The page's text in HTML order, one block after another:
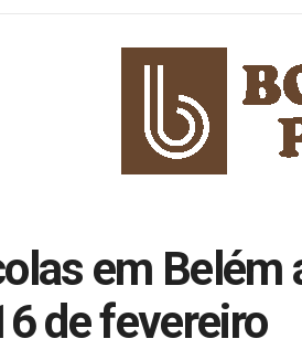
em Belém
de fevereiro